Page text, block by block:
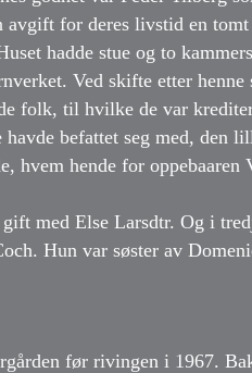
for deres livstid en
hadde stue og to
Ved skifte etter
folk, til hvilke de var
befattet seg med, den
hvem hende for
med Else Larsdtr. Og i
Hun var søster av
før rivingen i 1967.